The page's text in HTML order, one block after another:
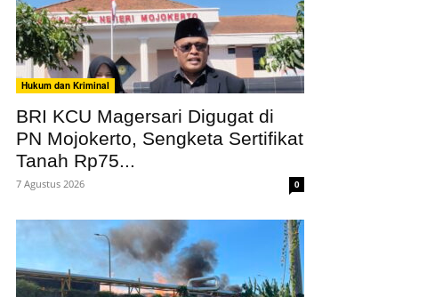
Hukum dan Kriminal
BRI KCU Magersari Digugat di
PN Mojokerto, Sengketa Sertifikat
Tanah Rp75...
7 Agustus 2026 0